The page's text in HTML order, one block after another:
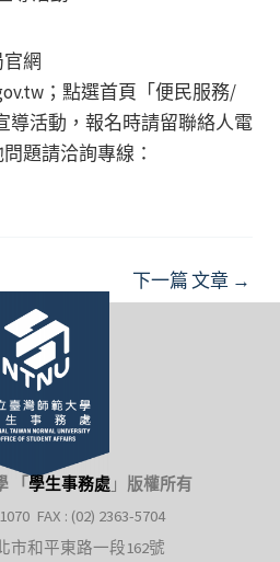
網
；點選首頁「便民服務/
導活動，報名時請留聯絡人電
題請洽詢專線：
下一篇 文章 →
「 學生事務處 」 版權所有
FAX : (02) 2363-5704
市和平東路一段162號